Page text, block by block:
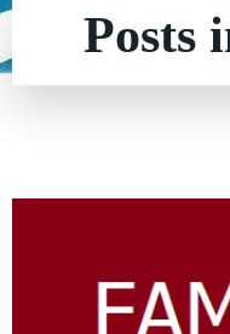
Posts